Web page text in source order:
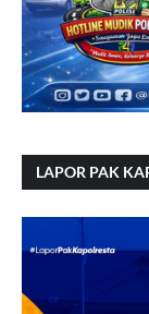
LAPOR PAK